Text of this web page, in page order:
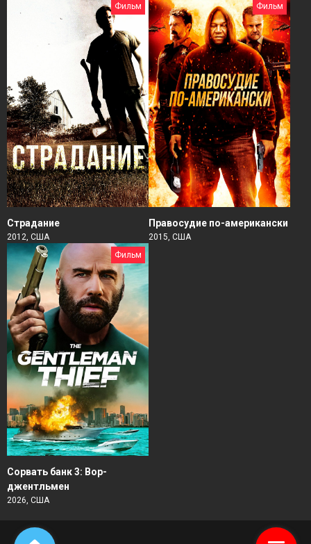
Фильм
Страдание
2012, США
Фильм
Правосудие по-американски
2015, США
Фильм
Сорвать банк 3: Вор-
джентльмен
2026, США